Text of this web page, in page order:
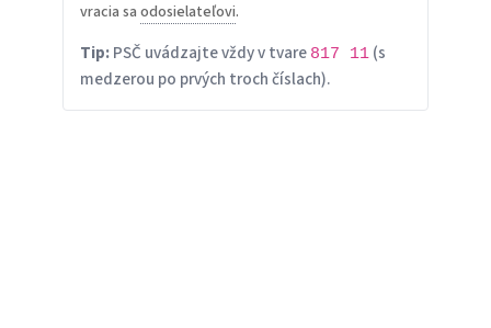
vracia sa odosielateľovi.
Tip:PSČ uvádzajte vždy v tvare 817 11(s
medzerou po prvých troch číslach).